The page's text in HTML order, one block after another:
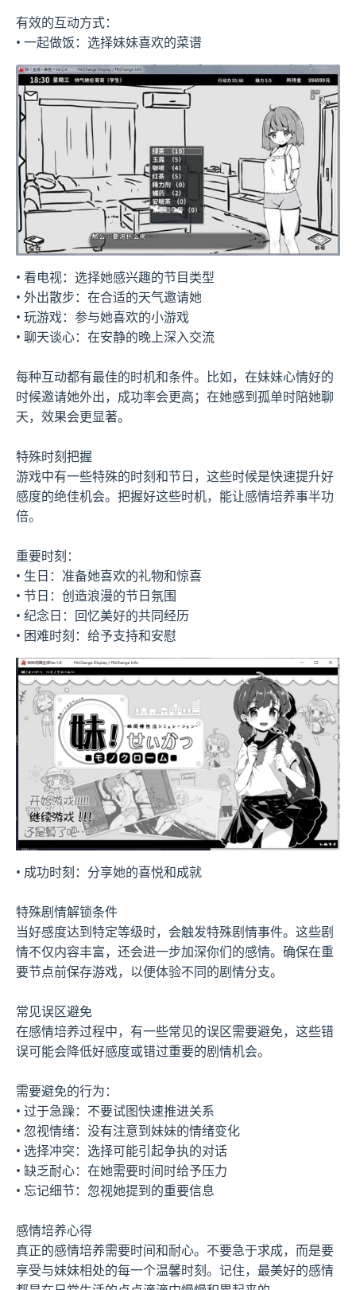
有效的互动方式：
• 一起做饭：选择妹妹喜欢的菜谱
• 看电视：选择她感兴趣的节目类型
• 外出散步：在合适的天气邀请她
• 玩游戏：参与她喜欢的小游戏
• 聊天谈心：在安静的晚上深入交流
每种互动都有最佳的时机和条件。比如，在妹妹心情好的
时候邀请她外出，成功率会更高；在她感到孤单时陪她聊
天，效果会更显著。
特殊时刻把握
游戏中有一些特殊的时刻和节日，这些时候是快速提升好
感度的绝佳机会。把握好这些时机，能让感情培养事半功
倍。
重要时刻：
• 生日：准备她喜欢的礼物和惊喜
• 节日：创造浪漫的节日氛围
• 纪念日：回忆美好的共同经历
• 困难时刻：给予支持和安慰
• 成功时刻：分享她的喜悦和成就
特殊剧情解锁条件
当好感度达到特定等级时，会触发特殊剧情事件。这些剧
情不仅内容丰富，还会进一步加深你们的感情。确保在重
要节点前保存游戏，以便体验不同的剧情分支。
常见误区避免
在感情培养过程中，有一些常见的误区需要避免，这些错
误可能会降低好感度或错过重要的剧情机会。
需要避免的行为：
• 过于急躁：不要试图快速推进关系
• 忽视情绪：没有注意到妹妹的情绪变化
• 选择冲突：选择可能引起争执的对话
• 缺乏耐心：在她需要时间时给予压力
• 忘记细节：忽视她提到的重要信息
感情培养心得
真正的感情培养需要时间和耐心。不要急于求成，而是要
享受与妹妹相处的每一个温馨时刻。记住，最美好的感情